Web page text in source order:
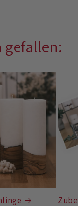
gefallen: